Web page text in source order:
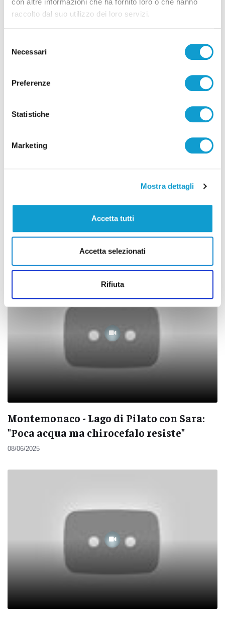
con altre informazioni che ha fornito loro o che hanno
raccolto dal suo utilizzo dei loro servizi.
delNecessari
Preferenze
Statistiche
Marketing
Mostra dettagli
Accetta tutti
Accetta selezionati
Rifiuta
monte Sibilla: soccorsa dai vigili del
fuoco
Montemonaco - Lago di Pilato con Sara:
"Poca acqua ma chirocefalo resiste"
08/06/2025